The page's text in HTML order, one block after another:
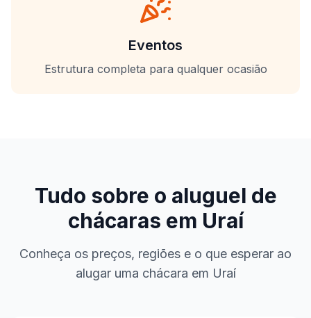
Eventos
Estrutura completa para qualquer ocasião
Tudo sobre o aluguel de
chácaras em Uraí
Conheça os preços, regiões e o que esperar ao
alugar uma chácara em Uraí